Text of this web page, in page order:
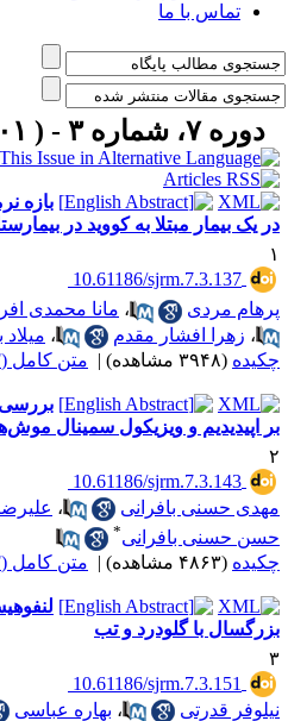
تماس با ما
دوره ۷، شماره ۳ - ( ۱۴۰۱ )
بازه
یک بیمار مبتلا به کووید در
‎ 10.61186/sjrm.7.3.137
مردی
،مانا محمدی
،زهرا افشار مقدم ،میلاد
(۳۹۴۸ مشاهده) | متن کامل (PDF)
بررسی
اپیدیدیم و ویزیکول سمینال
‎ 10.61186/sjrm.7.3.143
حسنی بافرانی
،علیرضا
حسنی بافرانی
(۴۸۶۳ مشاهده) | متن کامل (PDF)
با گلودرد و تب
‎ 10.61186/sjrm.7.3.151
قدرتی
،بهاره عباسی